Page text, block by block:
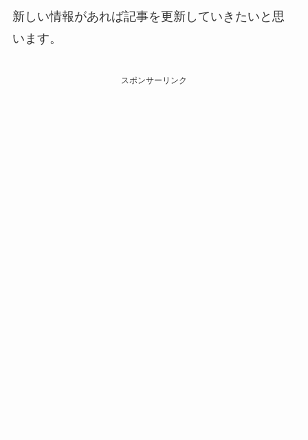
新しい情報があれば記事を更新していきたいと思
います。
スポンサーリンク